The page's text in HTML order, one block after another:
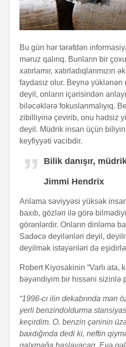
Bu gün hər tərəfdən
məruz qalırıq. Bunların bir
xatırlamır, xatırladıqlarımızın
faydasız olur. Beynə yüklənən
deyil, onların içərisindən
biləcəklərə fokuslanmalıyıq.
zibilliyinə çevirib, onu hədsiz
deyil. Müdrik insan üçün
keyfiyyəti vacibdir.
Bilik danışır,
Jimmi Hendrix
Anlama səviyyəsi yüksək
baxıb, gözləri ilə görə
görənlərdir. Onların dinləmə
Sadəcə deyilənləri deyil,
deyilmək istəyənləri də
Robert Kiyosakinin “Varlı ata,
bəyəndiyim bir hissəni sizinlə
“1996-cı ilin dekabrında mən
yerli benzindoldurma
keçirdim. O, benzin çəninin
baxdığında dedi ki, neftin
qalxmağa başlayacaq. Evə